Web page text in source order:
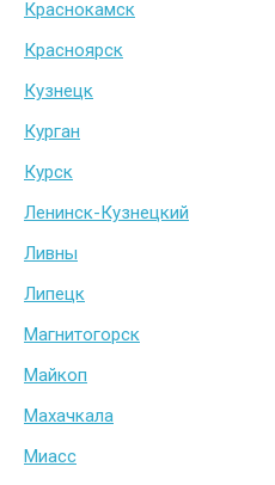
Краснокамск
Красноярск
Кузнецк
Курган
Курск
Ленинск-Кузнецкий
Ливны
Липецк
Магнитогорск
Майкоп
Махачкала
Миасс